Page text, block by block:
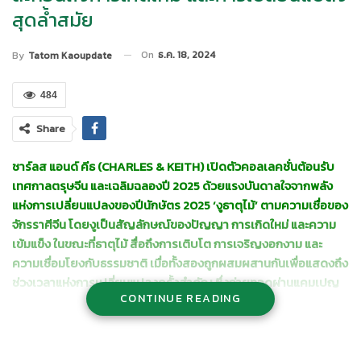
สุดล้ำสมัย
By Tatom Kaoupdate On ธ.ค. 18, 2024
484
Share
ชาร์ลส แอนด์ คีธ (CHARLES & KEITH)เปิดตัวคอลเลคชั่นต้อนรับ
เทศกาลตรุษจีน และเฉลิมฉลองปี2025ด้วยแรงบันดาลใจจากพลัง
แห่งการเปลี่ยนแปลงของปีนักษัตร2025 ‘งูธาตุไม้’ ตามความเชื่อของ
จักรราศีจีน โดยงูเป็นสัญลักษณ์ของปัญญา การเกิดใหม่ และความ
เข้มแข็ง ในขณะที่ธาตุไม้ สื่อถึงการเติบโต การเจริญงอกงาม และ
ความเชื่อมโยงกับธรรมชาติ เมื่อทั้งสองถูกผสมผสานกันเพื่อแสดงถึง
ช่วงเวลาแห่งการเปลี่ยนแปลงครั้งสำคัญ ซึ่งถ่ายทอดผ่านแคมเปญ
ในฤดูกาลนี้ในมุมมองใหม่ที่แตกต่าง จากการเฉลิมฉลองแบบดั้งเดิม
โดยผสมผสานความทันสมัย และความประณีตได้อย่างลงตัว
CONTINUE READING